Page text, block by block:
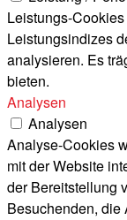
Leistungs-
Leistungsindizes
analysieren. Es
bieten.
Analysen
Analysen
Analyse-Cookies
mit der Website
der Bereitstellung
Besuchenden, die